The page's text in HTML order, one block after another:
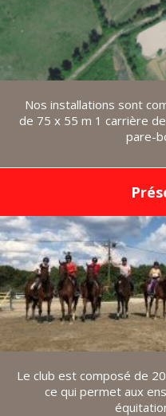
Nos installations sont
de 75 x 55 m 1 carrière
pare-
Le club est composé de
ce qui permet aux